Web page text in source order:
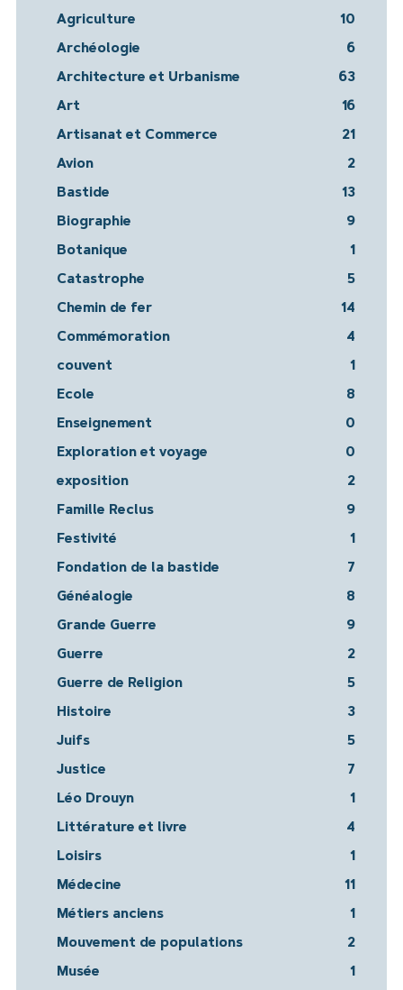
Agriculture 10
Archéologie 6
Architecture et Urbanisme 63
Art 16
Artisanat et Commerce 21
Avion 2
Bastide 13
Biographie 9
Botanique 1
Catastrophe 5
Chemin de fer 14
Commémoration 4
couvent 1
Ecole 8
Enseignement 0
Exploration et voyage 0
exposition 2
Famille Reclus 9
Festivité 1
Fondation de la bastide 7
Généalogie 8
Grande Guerre 9
Guerre 2
Guerre de Religion 5
Histoire 3
Juifs 5
Justice 7
Léo Drouyn 1
Littérature et livre 4
Loisirs 1
Médecine 11
Métiers anciens 1
Mouvement de populations 2
Musée 1